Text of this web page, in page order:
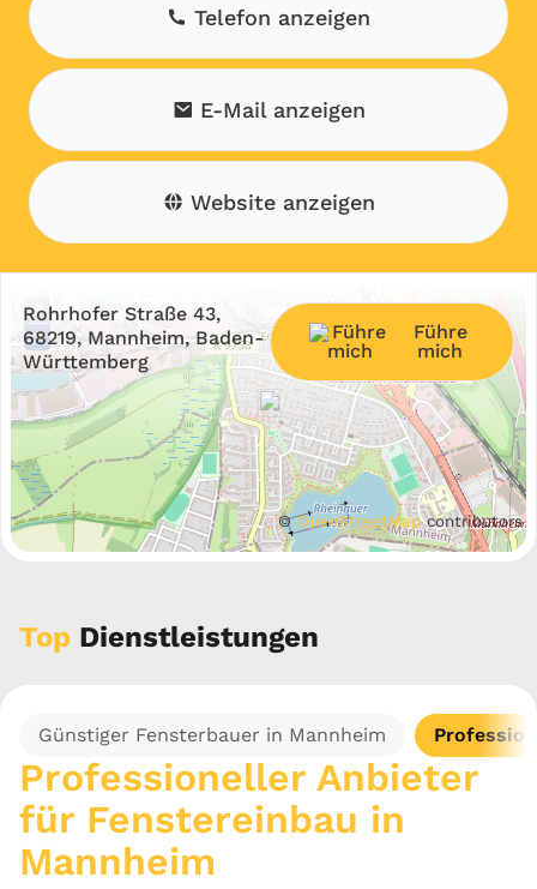
Telefon anzeigen
E-Mail anzeigen
Website anzeigen
+
−
©OpenStreetMapcontributors
Rohrhofer Straße 43,
68219, Mannheim, Baden-
Württemberg
Führe
mich
Top Dienstleistungen
Günstiger Fensterbauer in Mannheim
Professioneller Anbieter
für Fenstereinbau in
Mannheim